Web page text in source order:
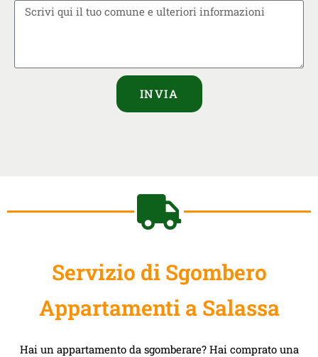
INVIA
Servizio di Sgombero
Appartamenti a Salassa
Hai un appartamento da sgomberare? Hai comprato una